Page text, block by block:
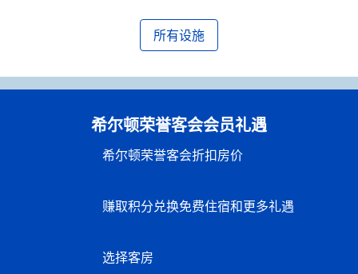
所有设施
希尔顿荣誉客会会员礼遇
希尔顿荣誉客会折扣房价
赚取积分兑换免费住宿和更多礼遇
选择客房